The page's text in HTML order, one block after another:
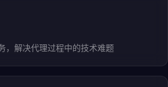
，解决代理过程中的技术难题